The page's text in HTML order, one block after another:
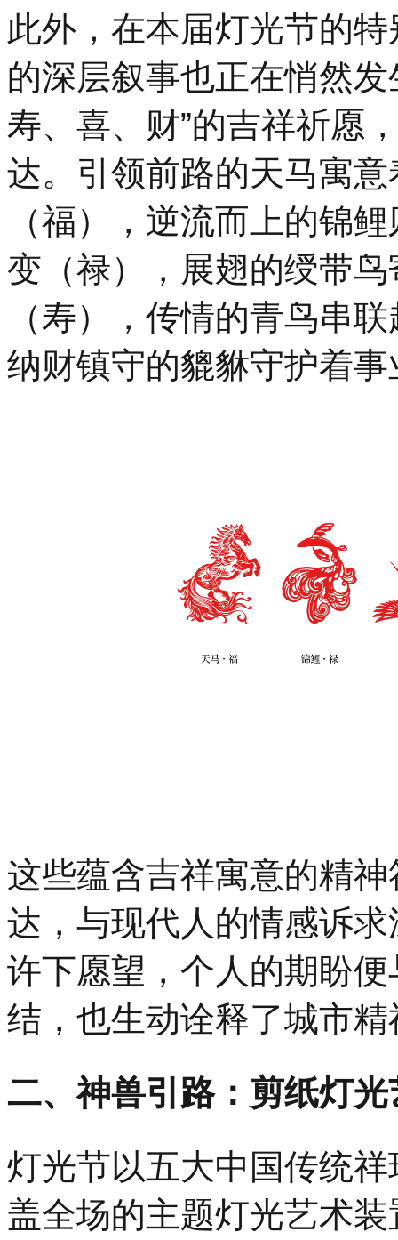
此外，在本届灯光节的
的深层叙事也正在悄然
寿、喜、财”的吉祥祈愿
达。引领前路的天马寓
（福），逆流而上的锦
变（禄），展翅的绶带
（寿），传情的青鸟串
纳财镇守的貔貅守护着
这些蕴含吉祥寓意的精
达，与现代人的情感诉
许下愿望，个人的期盼
结，也生动诠释了城市
二、神兽引路：剪纸灯
灯光节以五大中国传统
盖全场的主题灯光艺术